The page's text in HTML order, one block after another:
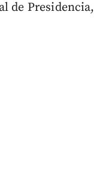
de Presidencia,